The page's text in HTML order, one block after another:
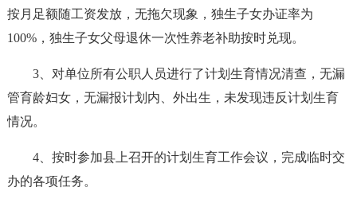
按月足额随工资发放，无拖欠现象，独生子女办证率为
100%，独生子女父母退休一次性养老补助按时兑现。
3、对单位所有公职人员进行了计划生育情况清查，无漏
管育龄妇女，无漏报计划内、外出生，未发现违反计划生育
情况。
4、按时参加县上召开的计划生育工作会议，完成临时交
办的各项任务。